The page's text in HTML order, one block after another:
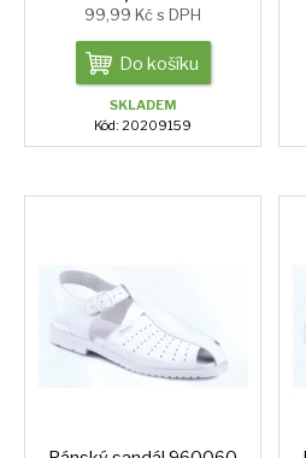
99,99 Kč s DPH
Do košíku
SKLADEM
Kód: 20209159